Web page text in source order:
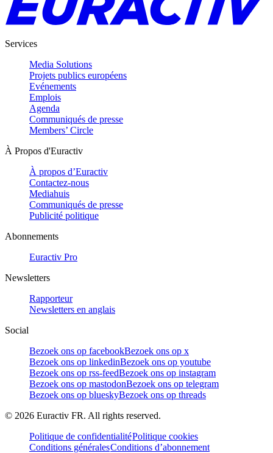
Services
Media Solutions
Projets publics européens
Evénements
Emplois
Agenda
Communiqués de presse
Members’ Circle
À Propos d'Euractiv
À propos d’Euractiv
Contactez-nous
Mediahuis
Communiqués de presse
Publicité politique
Abonnements
Euractiv Pro
Newsletters
Rapporteur
Newsletters en anglais
Social
Bezoek ons op facebookBezoek ons op x
Bezoek ons op linkedinBezoek ons op youtube
Bezoek ons op rss-feedBezoek ons op instagram
Bezoek ons op mastodonBezoek ons op telegram
Bezoek ons op blueskyBezoek ons op threads
© 2026 Euractiv FR. All rights reserved.
Politique de confidentialitéPolitique cookies
Conditions généralesConditions d’abonnement